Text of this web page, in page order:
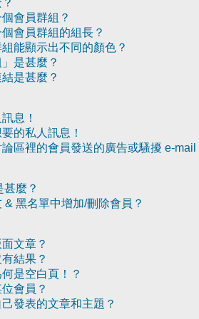
會員群組？
會員群組的組長？
能顯示出不同的顏色？
是甚麼？
是甚麼？
息！
的私人訊息！
區裡的會員發送的廣告或騷擾 e-mail
麼？
& 黑名單中增加/刪除會員？
文章？
結果？
是空白頁！？
會員？
發表的文章和主題？